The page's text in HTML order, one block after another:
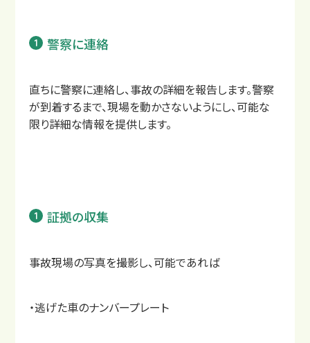
警察に連絡
直ちに警察に連絡し、事故の詳細を報告します。警察
が到着するまで、現場を動かさないようにし、可能な
限り詳細な情報を提供します。
証拠の収集
事故現場の写真を撮影し、可能であれば
・逃げた車のナンバープレート